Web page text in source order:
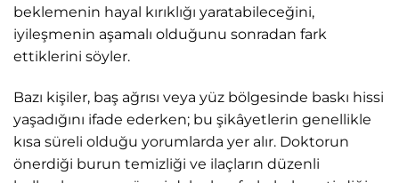
beklemenin hayal kırıklığı yaratabileceğini,
iyileşmenin aşamalı olduğunu sonradan fark
ettiklerini söyler.
Bazı kişiler, baş ağrısı veya yüz bölgesinde baskı hissi
yaşadığını ifade ederken; bu şikâyetlerin genellikle
kısa süreli olduğu yorumlarda yer alır. Doktorun
önerdiği burun temizliği ve ilaçların düzenli